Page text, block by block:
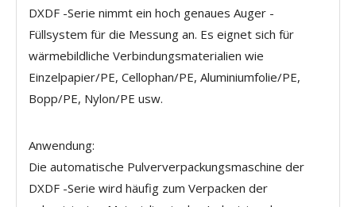
DXDF -Serie nimmt ein hoch genaues Auger -
Füllsystem für die Messung an. Es eignet sich für
wärmebildliche Verbindungsmaterialien wie
Einzelpapier/PE, Cellophan/PE, Aluminiumfolie/PE,
Bopp/PE, Nylon/PE usw.
Anwendung:
Die automatische Pulververpackungsmaschine der
DXDF -Serie wird häufig zum Verpacken der